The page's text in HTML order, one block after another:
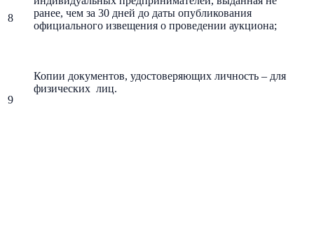
8
ранее, чем за 30 дней до даты опубликования
официального извещения о проведении аукциона;
9
Копии документов, удостоверяющих личность – для
физических лиц.